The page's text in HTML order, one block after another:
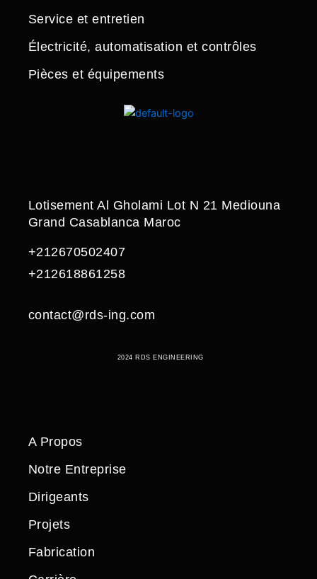
Service et entretien
Électricité, automatisation et contrôles
Pièces et équipements
Lotisement Al Gholami Lot N 21 Mediouna
Grand Casablanca Maroc
+212670502407
+212618861258
contact@rds-ing.com
2024 RDS ENGINEERING
A Propos
Notre Entreprise
Dirigeants
Projets
Fabrication